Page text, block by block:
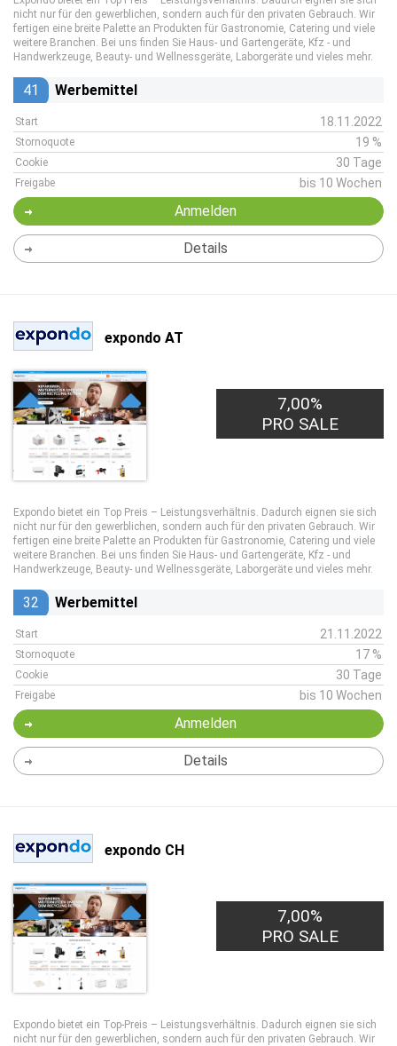
nicht nur für den gewerblichen, sondern auch für den privaten Gebrauch. Wir
fertigen eine breite Palette an Produkten für Gastronomie, Catering und viele
weitere Branchen. Bei uns finden Sie Haus- und Gartengeräte, Kfz - und
Handwerkzeuge, Beauty- und Wellnessgeräte, Laborgeräte und vieles mehr.
41 Werbemittel
Start 18.11.2022
Stornoquote 19 %
Cookie 30 Tage
Freigabe bis 10 Wochen
Anmelden
Details
expondo AT
7,00%
PRO SALE
Expondo bietet ein Top Preis – Leistungsverhältnis. Dadurch eignen sie sich
nicht nur für den gewerblichen, sondern auch für den privaten Gebrauch. Wir
fertigen eine breite Palette an Produkten für Gastronomie, Catering und viele
weitere Branchen. Bei uns finden Sie Haus- und Gartengeräte, Kfz - und
Handwerkzeuge, Beauty- und Wellnessgeräte, Laborgeräte und vieles mehr.
32 Werbemittel
Start 21.11.2022
Stornoquote 17 %
Cookie 30 Tage
Freigabe bis 10 Wochen
Anmelden
Details
expondo CH
7,00%
PRO SALE
Expondo bietet ein Top-Preis – Leistungsverhältnis. Dadurch eignen sie sich
nicht nur für den gewerblichen, sondern auch für den privaten Gebrauch. Wir